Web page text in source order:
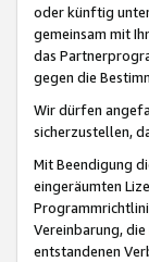
oder künftig
gemeinsam mit
das
gegen die
Wir dürfen
sicherzustellen,
Mit Beendigung
eingeräumten
Vereinbarung,
entstandenen